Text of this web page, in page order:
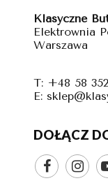
Klasyczne
Elektrownia
Warszawa
T: +48 58
E:
DOŁĄCZ
 